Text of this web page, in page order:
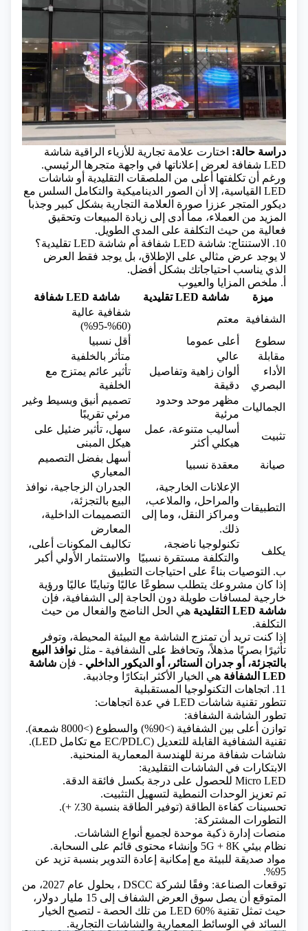
دراسة حالة: اختارت علامة تجارية للأزياء الراقية شاشة
LED شفافة لعرض إعلاناتها في واجهة متجرها الرئيسي.
ورغم أن تكلفتها أعلى من الملصقات التقليدية أو شاشات
LED القياسية، إلا أن الصور الديناميكية والتكامل السلس مع
ديكور المتجر عززا صورة العلامة التجارية بشكل كبير وجذبا
المزيد من العملاء، مما أدى إلى زيادة المبيعات وتحقيق
فعالية من حيث التكلفة على المدى الطويل.
10. الاستنتاج: شاشة LED شفافة أم شاشة LED تقليدية؟
لا يوجد عرض مثالي على الإطلاق، بل يوجد فقط العرض
الذي يناسب احتياجاتك بشكل أفضل.
أ. ملخص المزايا والعيوب
ميزة
شاشة LED تقليدية
شاشة LED شفافة
الشفافية
معتم
شفافية عالية
(60%-95%)
سطوع
أعلى عموما
أقل نسبيا
مقابلة
عالي
متأثر بالخلفية
الأداء
البصري
ألوان زاهية وتفاصيل
دقيقة
تأثير عائم يمتزج مع
الخلفية
الجماليات
مظهر موحد وحدود
مرئية
تصميم أنيق وبسيط وغير
مرئي تقريبًا
تثبيت
أساليب متنوعة، عمل
هيكلي أكثر
سهل، تأثير ضئيل على
هيكل المبنى
صيانة
معقدة نسبيا
أسهل بفضل التصميم
المعياري
التطبيقات
الإعلانات الخارجية،
والمراحل، والملاعب،
ومراكز النقل، وما إلى
ذلك.
الجدران الزجاجية، نوافذ
البيع بالتجزئة،
التصميمات الداخلية،
المعارض
يكلف
تكنولوجيا ناضجة،
والتكلفة مستقرة نسبيًا
تكاليف المكونات أعلى،
والاستثمار الأولي أكبر
ب. التوصيات بناءً على احتياجات التطبيق
إذا كان مشروعك يتطلب سطوعًا عاليًا وتباينًا عاليًا ورؤية
خارجية لمسافات طويلة دون الحاجة إلى الشفافية، فإن
شاشة LED التقليدية
هي الحل الناضج والفعال من حيث
التكلفة.
إذا كنت تريد أن تمتزج الشاشة مع البيئة المحيطة، وتوفر
تأثيرًا بصريًا مذهلاً، وتحافظ على الشفافية - مثل نوافذ البيع
بالتجزئة، أو جدران الستائر، أو الديكور الداخلي - فإن شاشة
LED الشفافة
هي الخيار الأكثر ابتكارًا وجاذبية.
11. اتجاهات التكنولوجيا المستقبلية
تتطور تقنية شاشات LED في عدة اتجاهات:
تطور الشاشة الشفافة:
توازن أعلى بين الشفافية (>90%) والسطوع (>8000 شمعة).
تقنية الشفافية القابلة للتعديل (EC/PDLC مع تكامل LED).
شاشات شفافة مرنة للهندسة المعمارية المنحنية.
الابتكارات في الشاشات التقليدية:
Micro LED للحصول على درجة بكسل فائقة الدقة.
تم تعزيز الوحدات النمطية لتسهيل التثبيت.
تحسينات كفاءة الطاقة (توفير الطاقة بنسبة 30٪ +).
التطورات المشتركة:
منصات إدارة ذكية موحدة لجميع أنواع الشاشات.
نظام بيئي 5G + 8K وإنشاء محتوى قائم على السحابة.
مواد صديقة للبيئة مع إمكانية إعادة التدوير بنسبة تزيد عن
95%.
توقعات الصناعة: وفقًا لشركة DSCC
، بحلول عام 2027، من
المتوقع أن يصل سوق العرض الشفاف إلى 15 مليار دولار،
حيث تمثل تقنية LED 60% من تلك الحصة - لتصبح الخيار
السائد في الوسائط المعمارية والشاشات التجارية.